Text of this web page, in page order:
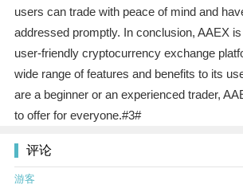
users can trade with peace of mind and
addressed promptly. In conclusion, AAEX
user-friendly cryptocurrency exchange
wide range of features and benefits to its
are a beginner or an experienced trader,
to offer for everyone.#3#
评论
游客